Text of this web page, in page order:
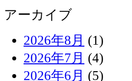
アーカイブ
2026年8月 (1)
2026年7月 (4)
2026年6月 (5)